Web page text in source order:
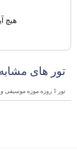
هیچ
تور های
تور 1 روزه موزه موسیقی و تجریش گردی به زبان انگلیسی